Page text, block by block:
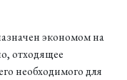
экономом на
отходящее
необходимого для